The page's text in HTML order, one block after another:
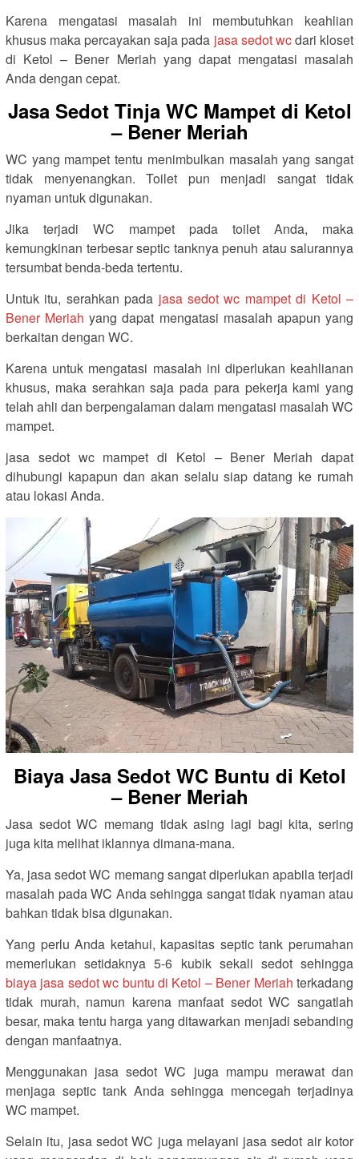
Karena mengatasi masalah ini membutuhkan keahlian
khusus maka percayakan saja pada jasa sedot wcdari kloset
di Ketol – Bener Meriah yang dapat mengatasi masalah
Anda dengan cepat.
Jasa Sedot Tinja WC Mampet di Ketol
– Bener Meriah
WC yang mampet tentu menimbulkan masalah yang sangat
tidak menyenangkan. Toilet pun menjadi sangat tidak
nyaman untuk digunakan.
Jika terjadi WC mampet pada toilet Anda, maka
kemungkinan terbesar septic tanknya penuh atau salurannya
tersumbat benda-beda tertentu.
Untuk itu, serahkan pada jasa sedot wc mampet di Ketol –
Bener Meriah yang dapat mengatasi masalah apapun yang
berkaitan dengan WC.
Karena untuk mengatasi masalah ini diperlukan keahlianan
khusus, maka serahkan saja pada para pekerja kami yang
telah ahli dan berpengalaman dalam mengatasi masalah WC
mampet.
jasa sedot wc mampet di Ketol – Bener Meriah dapat
dihubungi kapapun dan akan selalu siap datang ke rumah
atau lokasi Anda.
Biaya Jasa Sedot WC Buntu di Ketol
– Bener Meriah
Jasa sedot WC memang tidak asing lagi bagi kita, sering
juga kita melihat iklannya dimana-mana.
Ya, jasa sedot WC memang sangat diperlukan apabila terjadi
masalah pada WC Anda sehingga sangat tidak nyaman atau
bahkan tidak bisa digunakan.
Yang perlu Anda ketahui, kapasitas septic tank perumahan
memerlukan setidaknya 5-6 kubik sekali sedot sehingga
biaya jasa sedot wc buntu di Ketol – Bener Meriah terkadang
tidak murah, namun karena manfaat sedot WC sangatlah
besar, maka tentu harga yang ditawarkan menjadi sebanding
dengan manfaatnya.
Menggunakan jasa sedot WC juga mampu merawat dan
menjaga septic tank Anda sehingga mencegah terjadinya
WC mampet.
Selain itu, jasa sedot WC juga melayani jasa sedot air kotor